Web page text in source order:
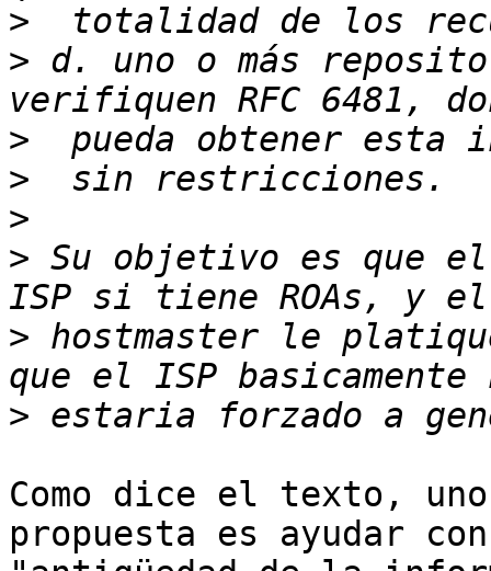
>
> d. uno o más
>
>
>
> Su objetivo es que
> hostmaster le
>
Como dice el texto,
propuesta es ayudar